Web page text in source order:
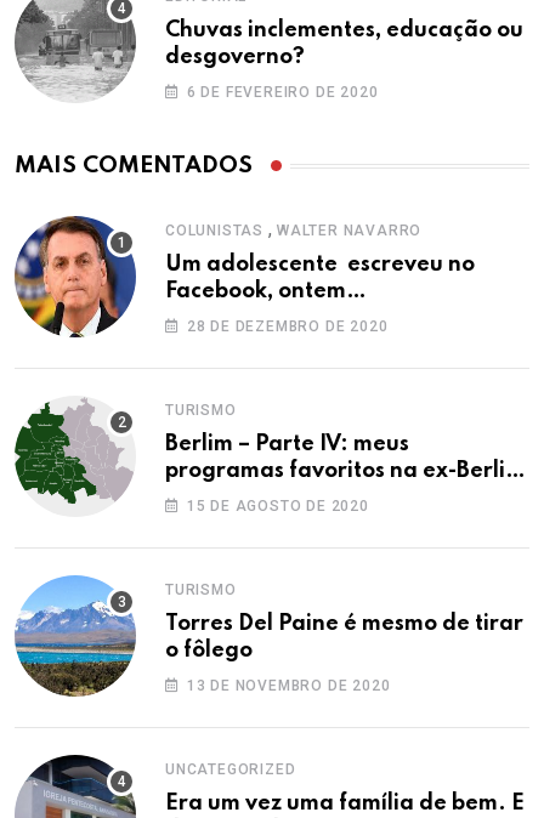
Chuvas inclementes, educação ou
desgoverno?
6 DE FEVEREIRO DE 2020
MAIS COMENTADOS
COLUNISTAS , WALTER NAVARRO
Um adolescente escreveu no
Facebook, ontem…
28 DE DEZEMBRO DE 2020
TURISMO
Berlim – Parte IV: meus
programas favoritos na ex-Berlim
Ocidental
15 DE AGOSTO DE 2020
TURISMO
Torres Del Paine é mesmo de tirar
o fôlego
13 DE NOVEMBRO DE 2020
UNCATEGORIZED
Era um vez uma família de bem. E